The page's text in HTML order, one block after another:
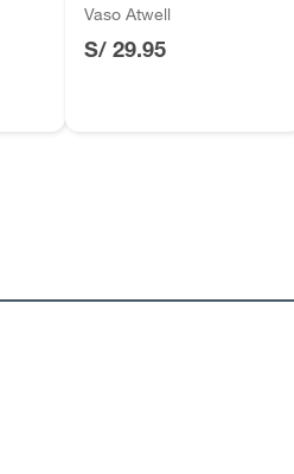
Vaso Atwell
S/ 29.95